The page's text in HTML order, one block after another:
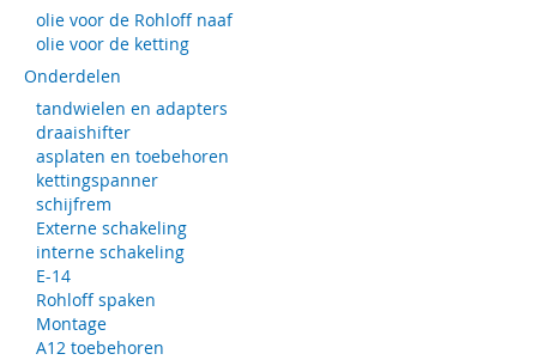
olie voor de Rohloff naaf
olie voor de ketting
Onderdelen
tandwielen en adapters
draaishifter
asplaten en toebehoren
kettingspanner
schijfrem
Externe schakeling
interne schakeling
E-14
Rohloff spaken
Montage
A12 toebehoren